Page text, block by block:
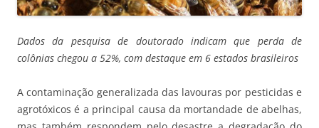
Dados da pesquisa de doutorado indicam que perda de
colônias chegou a 52%, com destaque em 6 estados brasileiros
A contaminação generalizada das lavouras por pesticidas e
agrotóxicos é a principal causa da mortandade de abelhas,